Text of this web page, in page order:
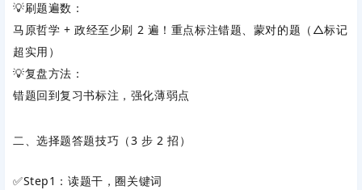
💡刷题遍数：
马原哲学 + 政经至少刷 2 遍！重点标注错题、蒙对的题（△标记
超实用）
💡复盘方法：
错题回到复习书标注，强化薄弱点
二、选择题答题技巧（3 步 2 招）
✅Step1：读题干，圈关键词